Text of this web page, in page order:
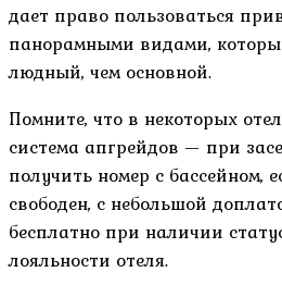
дает право пользоваться
панорамными видами,
людный, чем основной.
Помните, что в некоторых
система апгрейдов — при
получить номер с бассейном,
свободен, с небольшой
бесплатно при наличии
лояльности отеля.